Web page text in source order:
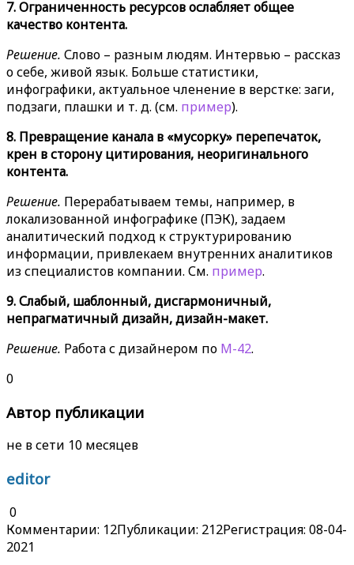
7. Ограниченность ресурсов ослабляет общее
качество контента.
Решение. Слово – разным людям. Интервью – рассказ
о себе, живой язык. Больше статистики,
инфографики, актуальное членение в верстке: заги,
подзаги, плашки и т. д. (см. пример).
8. Превращение канала в «мусорку» перепечаток,
крен в сторону цитирования, неоригинального
контента.
Решение. Перерабатываем темы, например, в
локализованной инфографике (ПЭК), задаем
аналитический подход к структурированию
информации, привлекаем внутренних аналитиков
из специалистов компании. См. пример.
9. Слабый, шаблонный, дисгармоничный,
непрагматичный дизайн, дизайн-макет.
Решение. Работа с дизайнером по М-42.
0
Автор публикации
не в сети 10 месяцев
editor
0
Комментарии: 12Публикации: 212Регистрация: 08-04-
2021